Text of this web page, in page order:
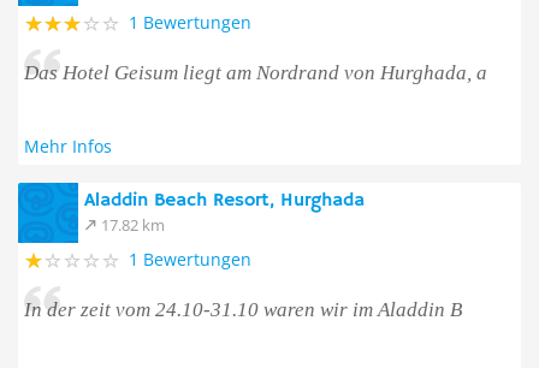
1 Bewertungen
Das Hotel Geisum liegt am Nordrand von Hurghada, a
Mehr Infos
Aladdin Beach Resort, Hurghada
17.82 km
1 Bewertungen
In der zeit vom 24.10-31.10 waren wir im Aladdin B